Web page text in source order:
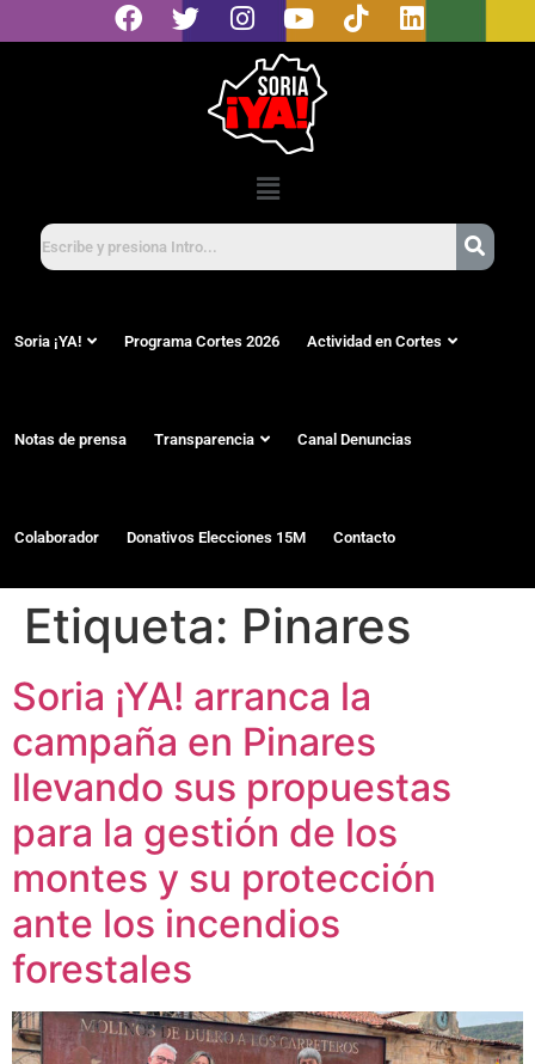
Soria ¡YA! Programa Cortes 2026 Actividad en Cortes
Notas de prensa Transparencia Canal Denuncias
Colaborador Donativos Elecciones 15M Contacto
Etiqueta: Pinares
Soria ¡YA! arranca la
campaña en Pinares
llevando sus propuestas
para la gestión de los
montes y su protección
ante los incendios
forestales